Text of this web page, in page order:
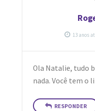
Ola Natalie, tudo
nada. Você tem o
RESPONDER